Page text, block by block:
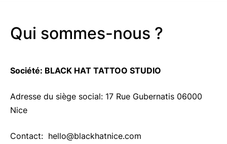
Qui sommes-nous ?
Société: BLACK HAT TATTOO STUDIO
Adresse du siège social: 17 Rue Gubernatis 06000
Nice
Contact: hello@blackhatnice.com